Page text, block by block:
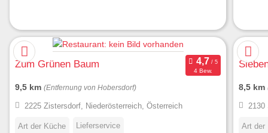
Zum Grünen Baum
4 Bew.
9,5 km (Entfernung von Hobersdorf)
2225 Zistersdorf, Niederösterreich, Österreich
Art der Küche Lieferservice
8,5 km
2130
Art der